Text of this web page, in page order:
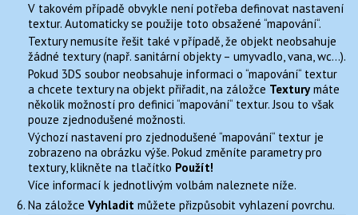
V takovém případě obvykle není potřeba definovat nastavení
textur. Automaticky se použije toto obsažené “mapování“.
Textury nemusíte řešit také v případě, že objekt neobsahuje
žádné textury (např. sanitární objekty – umyvadlo, vana, wc…).
Pokud 3DS soubor neobsahuje informaci o “mapování“ textur
a chcete textury na objekt přiřadit, na záložce Texturymáte
několik možností pro definici “mapování“ textur. Jsou to však
pouze zjednodušené možnosti.
Výchozí nastavení pro zjednodušené “mapování“ textur je
zobrazeno na obrázku výše. Pokud změníte parametry pro
textury, klikněte na tlačítko Použít!
Více informací k jednotlivým volbám naleznete níže.
Na záložce Vyhladit můžete přizpůsobit vyhlazení povrchu.